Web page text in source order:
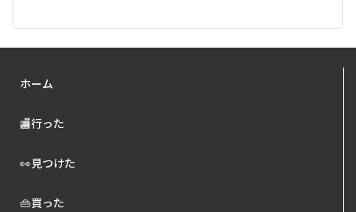
ホーム
🏬行った
👀見つけた
👜買った